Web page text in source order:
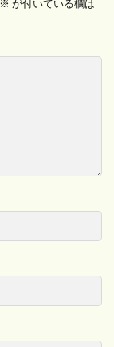
※ が付いている欄は